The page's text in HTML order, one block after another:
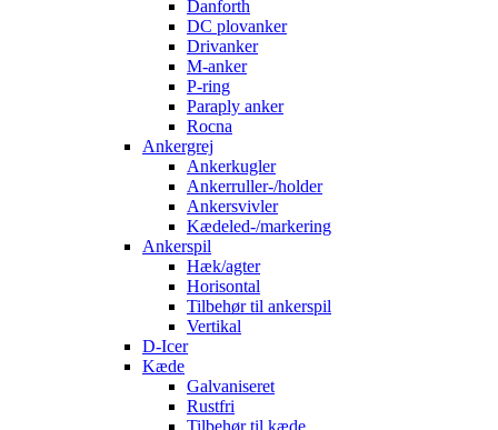
Danforth
DC plovanker
Drivanker
M-anker
P-ring
Paraply anker
Rocna
Ankergrej
Ankerkugler
Ankerruller-/holder
Ankersvivler
Kædeled-/markering
Ankerspil
Hæk/agter
Horisontal
Tilbehør til ankerspil
Vertikal
D-Icer
Kæde
Galvaniseret
Rustfri